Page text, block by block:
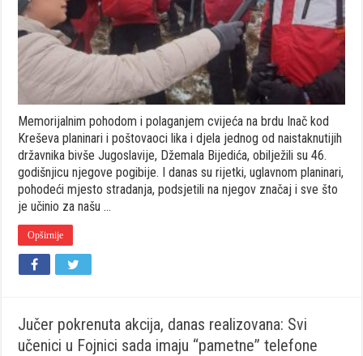
Memorijalnim pohodom i polaganjem cvijeća na brdu Inač kod
Kreševa planinari i poštovaoci lika i djela jednog od naistaknutijih
državnika bivše Jugoslavije, Džemala Bijedića, obilježili su 46.
godišnjicu njegove pogibije. I danas su rijetki, uglavnom planinari,
pohodeći mjesto stradanja, podsjetili na njegov značaj i sve što
je učinio za našu …
Opširnije
Jučer pokrenuta akcija, danas realizovana: Svi
učenici u Fojnici sada imaju “pametne” telefone